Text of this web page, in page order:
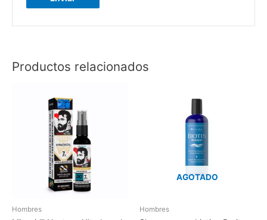
Productos relacionados
Hombres
AGOTADO
Hombres